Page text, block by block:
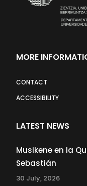
MORE
CONTACT
ACCESSIBILITY
LATEST NEWS
Musikene en la
Sebastián
30 July, 2026